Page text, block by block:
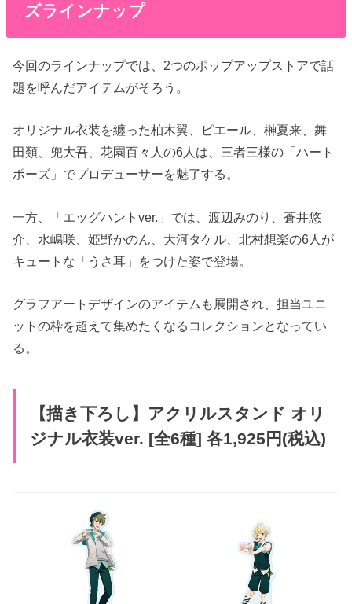
ズラインナップ
今回のラインナップでは、2つのポップアップストアで話
題を呼んだアイテムがそろう。
オリジナル衣装を纏った柏木翼、ピエール、榊夏来、舞
田類、兜大吾、花園百々人の6人は、三者三様の「ハート
ポーズ」でプロデューサーを魅了する。
一方、「エッグハントver.」では、渡辺みのり、蒼井悠
介、水嶋咲、姫野かのん、大河タケル、北村想楽の6人が
キュートな「うさ耳」をつけた姿で登場。
グラフアートデザインのアイテムも展開され、担当ユニ
ットの枠を超えて集めたくなるコレクションとなってい
る。
【描き下ろし】アクリルスタンド オリ
ジナル衣装ver. [全6種] 各1,925円(税込)